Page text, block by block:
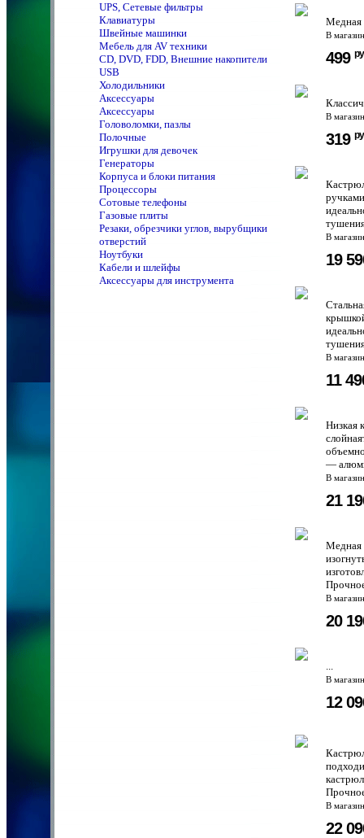
UPS, Сетевые фильтры
Клавиатуры
Швейные машинки
Мебель для AV техники
CD, DVD, FDD, Внешние накопители
USB
Холодильники
Аксессуары
Аксессуары
Головоломки, пазлы
Полочные
Игрушки для девочек
Генераторы
Корпуса и блоки питания
Процессоры
Сотовые телефоны
Газовые плиты
Резаки, обрезчики углов, вырубщики
отверстий
Ноутбуки
Кабели и шлейфы
Аксессуары для инструмента
Медная
В
499
В
319
В
19
В
11
Низкая
—
В
21
Медная
В
20
...
В
12
В
22